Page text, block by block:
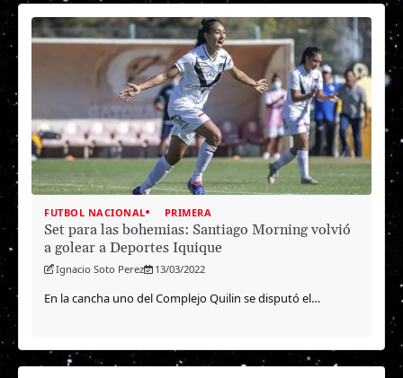
FUTBOL NACIONAL PRIMERA
Set para las bohemias: Santiago Morning volvió
a golear a Deportes Iquique
Ignacio Soto Perez 13/03/2022
En la cancha uno del Complejo Quilin se disputó el…